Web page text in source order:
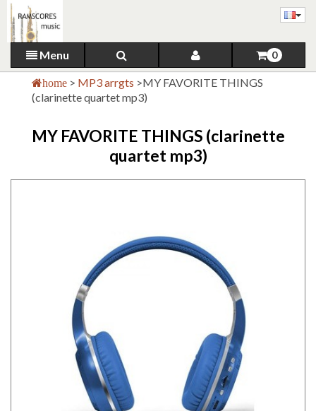
Menu 0
home > MP3 arrgts >MY FAVORITE THINGS
(clarinette quartet mp3)
MY FAVORITE THINGS (clarinette
quartet mp3)